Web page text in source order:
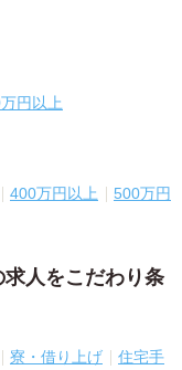
円以上
400万円以上
500万円
人をこだわり条
寮・借り上げ
住宅手